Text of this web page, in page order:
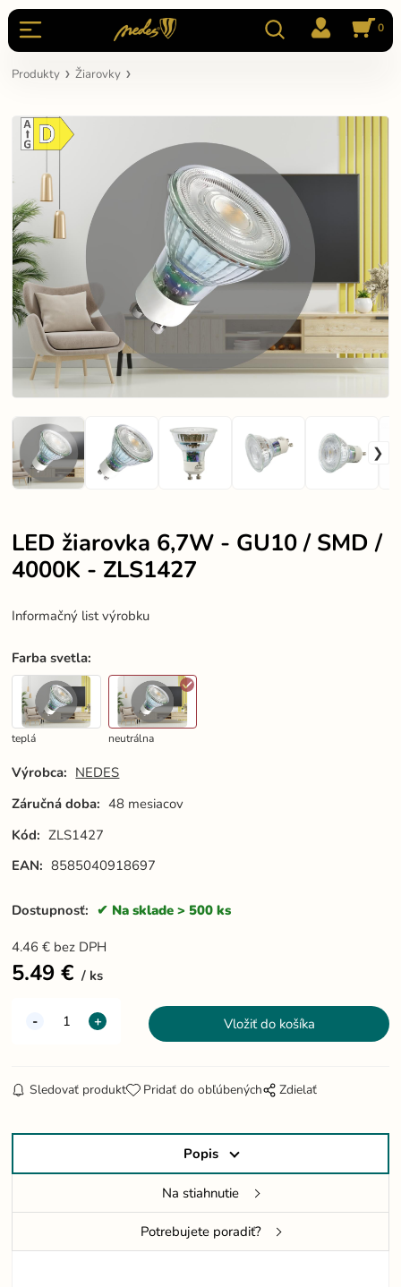
0
Produkty Žiarovky
LED žiarovka 6,7W - GU10 / SMD /
4000K - ZLS1427
Informačný list výrobku
Farba svetla:
teplá neutrálna
Výrobca: NEDES
Záručná doba: 48 mesiacov
Kód: ZLS1427
EAN: 8585040918697
Dostupnosť: Na sklade > 500 ks
4.46 € bez DPH
5.49 € ks
Sledovať produkt Pridať do obľúbených Zdielať
Popis
Na stiahnutie
Potrebujete poradiť?